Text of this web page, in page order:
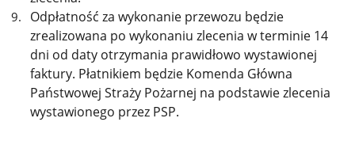
Odpłatność za wykonanie przewozu będzie
zrealizowana po wykonaniu zlecenia w terminie 14
dni od daty otrzymania prawidłowo wystawionej
faktury. Płatnikiem będzie Komenda Główna
Państwowej Straży Pożarnej na podstawie zlecenia
wystawionego przez PSP.